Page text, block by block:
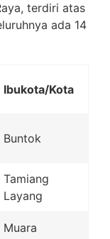
terdiri atas
ada 14
Ibukota/Kota
Buntok
Tamiang
Layang
Muara